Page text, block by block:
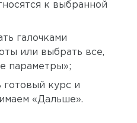
к выбранной
галочками
или выбрать все,
параметры»;
готовый курс и
«Дальше».